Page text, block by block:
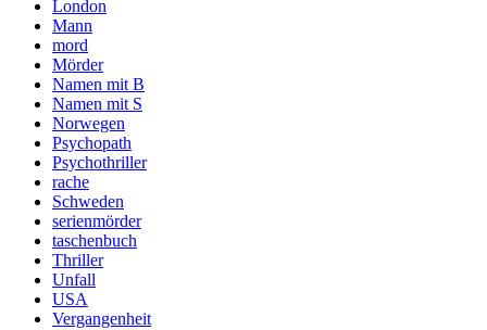
London
Mann
mord
Mörder
Namen mit B
Namen mit S
Norwegen
Psychopath
Psychothriller
rache
Schweden
serienmörder
taschenbuch
Thriller
Unfall
USA
Vergangenheit